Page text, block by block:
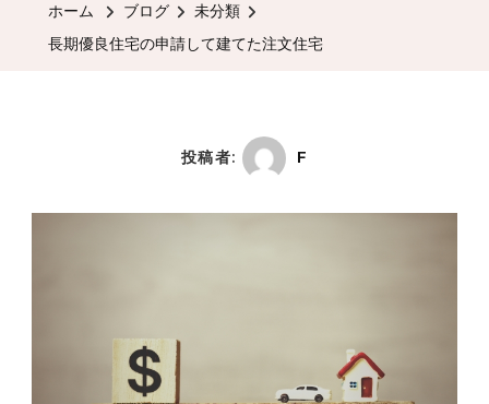
ホーム ブログ
未分類
長期優良住宅の申請して建てた注文住宅
投稿者: F